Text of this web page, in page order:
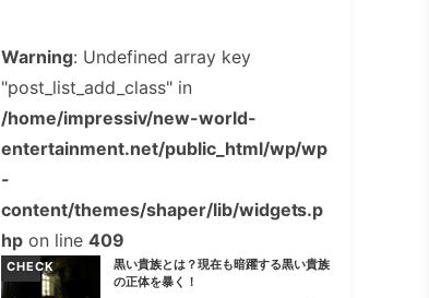
Warning: Undefined array key
"post_list_add_class" in
/home/impressiv/new-world-
entertainment.net/public_html/wp/wp
-
content/themes/shaper/lib/widgets.p
hpon line 409
CHECK
黒い貴族とは？現在も暗躍する黒い貴族
の正体を暴く！